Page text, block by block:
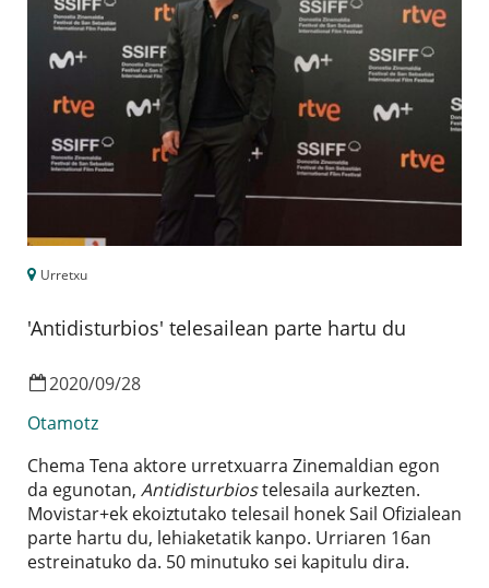
Urretxu
'Antidisturbios' telesailean parte hartu du
2020/09/28
Otamotz
Chema Tena aktore urretxuarra Zinemaldian egon
da egunotan, Antidisturbiostelesaila aurkezten.
Movistar+ek ekoiztutako telesail honek Sail Ofizialean
parte hartu du, lehiaketatik kanpo. Urriaren 16an
estreinatuko da. 50 minutuko sei kapitulu dira.